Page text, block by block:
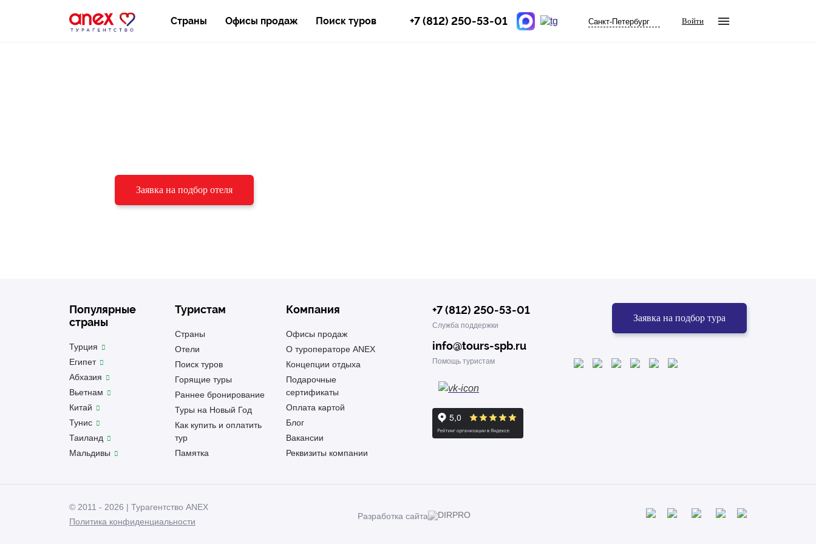
Страны Офисы продаж Поиск туров +7 (812) 250-53-01 Санкт-Петербург Войти
Заявка на подбор отеля
Популярные
страны
Турция
Египет
Абхазия
Вьетнам
Китай
Тунис
Таиланд
Мальдивы
Туристам
Страны
Отели
Поиск туров
Горящие туры
Раннее бронирование
Туры на Новый Год
Как купить и оплатить
тур
Памятка
Компания
Офисы продаж
О туроператоре ANEX
Концепции отдыха
Подарочные
сертификаты
Оплата картой
Блог
Вакансии
Реквизиты компании
+7 (812) 250-53-01
Служба поддержки
info@tours-spb.ru
Помощь туристам
Заявка на подбор тура
© 2011 - 2026 | Турагентство ANEX
Политика конфиденциальности
Разработка сайта